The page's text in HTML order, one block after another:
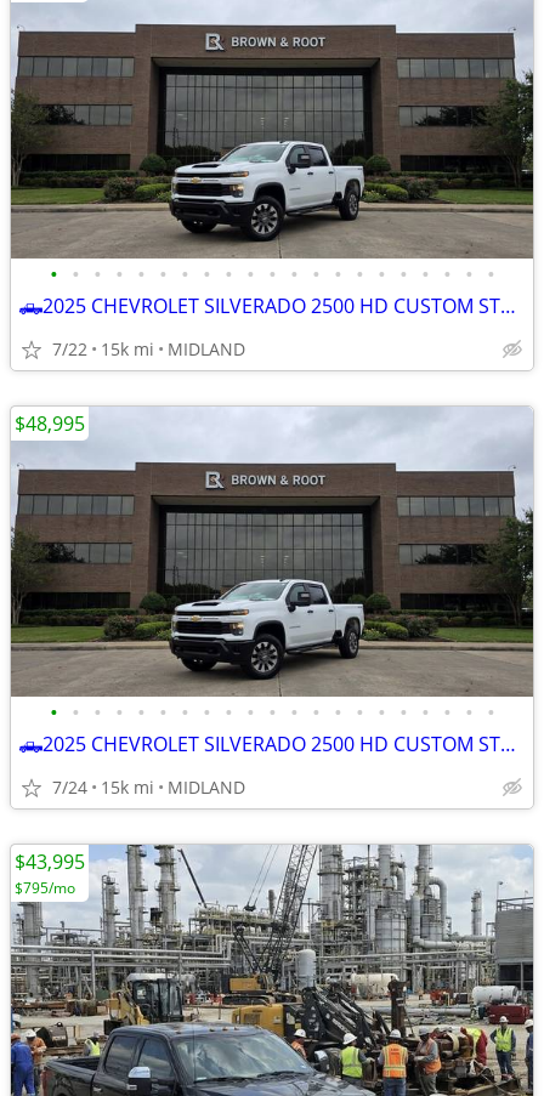
• • • • • • • • • • • • • • • • • • • • •
🛻2025 CHEVROLET SILVERADO 2500 HD CUSTOM STRD BED 4x4
7/22 15k mi MIDLAND
• • • • • • • • • • • • • • • • • • • • •
🛻2025 CHEVROLET SILVERADO 2500 HD CUSTOM STRD BED 4x4
7/24 15k mi MIDLAND
$48,995
$43,995
$795/mo